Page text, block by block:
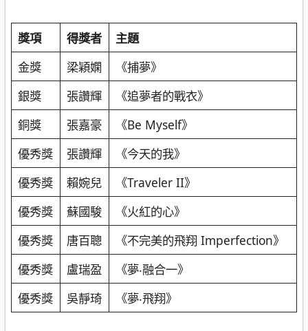
獎項 得獎者
主題
金獎
梁穎嫻
《捕夢》
銀獎
張讚輝
《追夢者的戰衣》
銅獎
張嘉豪
《Be Myself》
優秀獎
張讚輝
《今天的我》
優秀獎
賴婉兒
《Traveler II》
優秀獎
蘇國駿
《火紅的心》
優秀獎
唐百聰
《不完美的飛翔 Imperfection》
優秀獎
盧瑞盈
《夢‧融合一》
優秀獎
吳靜琦 《夢‧飛翔》